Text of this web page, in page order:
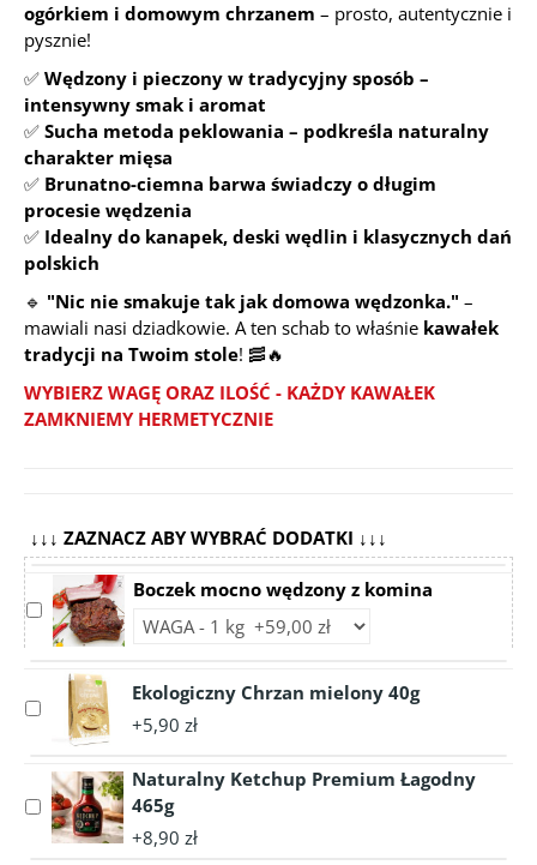
ogórkiem i domowym chrzanem – prosto, autentycznie i
pysznie!
✅ Wędzony i pieczony w tradycyjny sposób –
intensywny smak i aromat
✅ Sucha metoda peklowania – podkreśla naturalny
charakter mięsa
✅ Brunatno-ciemna barwa świadczy o długim
procesie wędzenia
✅ Idealny do kanapek, deski wędlin i klasycznych dań
polskich
🔹 "Nic nie smakuje tak jak domowa wędzonka." –
mawiali nasi dziadkowie. A ten schab to właśnie kawałek
tradycji na Twoim stole! 🥓🔥
WYBIERZ WAGĘ ORAZ ILOŚĆ - KAŻDY KAWAŁEK
ZAMKNIEMY HERMETYCZNIE
↓↓↓ ZAZNACZ ABY WYBRAĆ DODATKI ↓↓↓
Select
accessory
mocno
wędzony
Boczek mocno wędzony z komina
Choose
Boczek
mocno
z
komina
Select
accessory
Chrzan
mielony
40g
Ekologiczny Chrzan mielony 40g
+5,90 zł
Select
accessory
Naturalny Ketchup Premium Łagodny
465g
+8,90 zł